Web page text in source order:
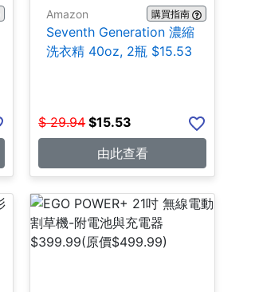
Amazon 購買指南
Seventh Generation 濃縮
洗衣精 40oz, 2瓶 $15.53
$ 29.94 $15.53
由此查看